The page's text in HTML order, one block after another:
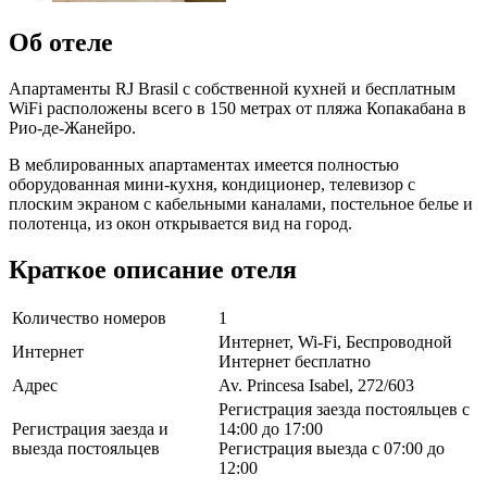
Об отеле
Апартаменты RJ Brasil с собственной кухней и бесплатным
WiFi расположены всего в 150 метрах от пляжа Копакабана в
Рио-де-Жанейро.
В меблированных апартаментах имеется полностью
оборудованная мини-кухня, кондиционер, телевизор с
плоским экраном с кабельными каналами, постельное белье и
полотенца, из окон открывается вид на город.
Краткое описание отеля
Количество номеров
1
Интернет
Интернет, Wi-Fi, Беспроводной
Интернет бесплатно
Адрес
Av. Princesa Isabel, 272/603
Регистрация заезда и
выезда постояльцев
Регистрация заезда постояльцев с
14:00 до 17:00
Регистрация выезда с 07:00 до
12:00